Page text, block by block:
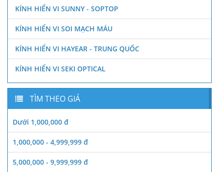
KÍNH HIỂN VI SUNNY - SOPTOP
KÍNH HIỂN VI SOI MẠCH MÁU
KÍNH HIỂN VI HAYEAR - TRUNG QUỐC
KÍNH HIỂN VI SEKI OPTICAL
TÌM THEO GIÁ
Dưới 1,000,000 đ
1,000,000 - 4,999,999 đ
5,000,000 - 9,999,999 đ